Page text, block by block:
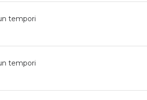
tempori
tempori